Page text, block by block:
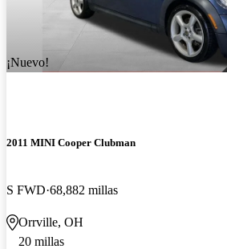
¡Nuevo!
2011 MINI Cooper Clubman
S FWD 68,882 millas
Orrville, OH
20 millas